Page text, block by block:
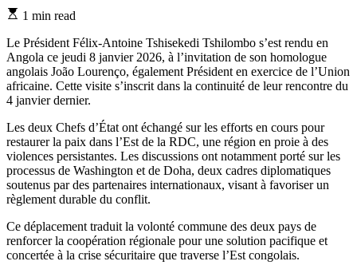
Estimated
time
1 min read
Le Président Félix-Antoine Tshisekedi Tshilombo s’est rendu en
Angola ce jeudi 8 janvier 2026, à l’invitation de son homologue
angolais João Lourenço, également Président en exercice de l’Union
africaine. Cette visite s’inscrit dans la continuité de leur rencontre du
4 janvier dernier.
Les deux Chefs d’État ont échangé sur les efforts en cours pour
restaurer la paix dans l’Est de la RDC, une région en proie à des
violences persistantes. Les discussions ont notamment porté sur les
processus de Washington et de Doha, deux cadres diplomatiques
soutenus par des partenaires internationaux, visant à favoriser un
règlement durable du conflit.
Ce déplacement traduit la volonté commune des deux pays de
renforcer la coopération régionale pour une solution pacifique et
concertée à la crise sécuritaire que traverse l’Est congolais.